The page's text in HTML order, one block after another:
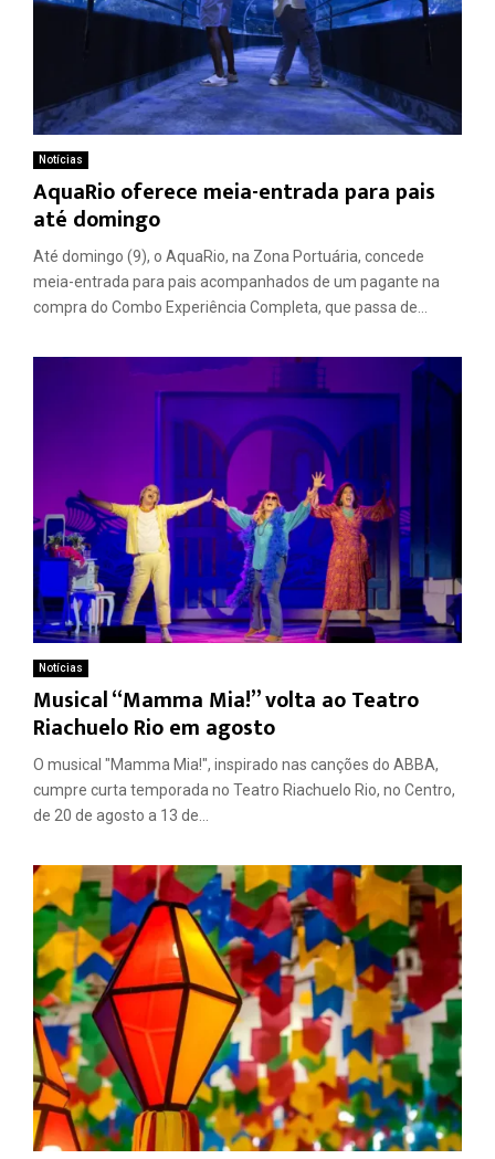
Notícias
AquaRio oferece meia-entrada para pais
até domingo
Até domingo (9), o AquaRio, na Zona Portuária, concede
meia-entrada para pais acompanhados de um pagante na
compra do Combo Experiência Completa, que passa de...
Notícias
Musical “Mamma Mia!” volta ao Teatro
Riachuelo Rio em agosto
O musical "Mamma Mia!", inspirado nas canções do ABBA,
cumpre curta temporada no Teatro Riachuelo Rio, no Centro,
de 20 de agosto a 13 de...